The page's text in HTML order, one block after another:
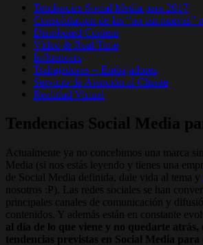
Tendencias Social Media para 2017
Consolidación de las “no tan nuevas”
Distributed Content
Vídeo & Real Time
Influencers
Trabajadores = Embajadores
Servicio de Atención al Cliente
Realidad Virtual
Tendencias Social Media
Actualmente ya no concebimos una marca
Media (si nos estás leyendo y tienes una
de Social Media definida, dale vida al tema y
nosotros :P). Las redes sociales se han
principales canales de comunicación y
contenidos. Y además están en constante
al día de lo que viene y no quedarte atrás,
tendencias previstas en Social Media para